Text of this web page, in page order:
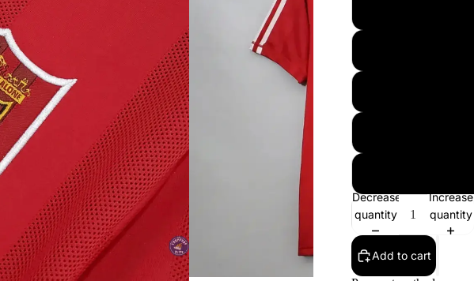
Decrease
quantity
Increase
quantity
Add to cart